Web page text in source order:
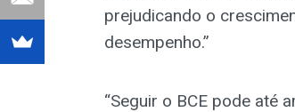
prejudicando o
desempenho.”
“Seguir o BCE pode até